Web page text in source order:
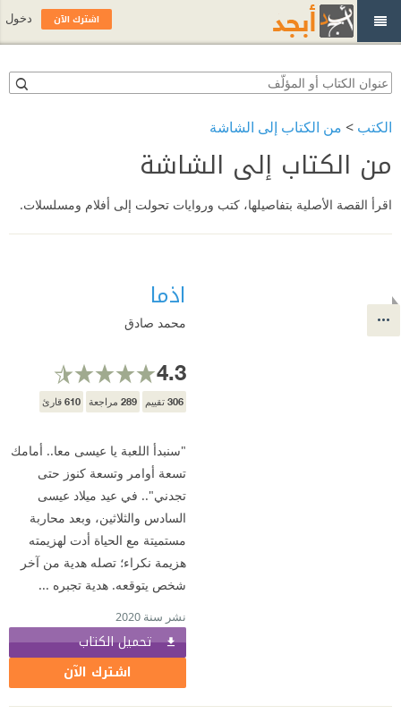
الكتب > من الكتاب إلى الشاشة
من الكتاب إلى الشاشة
اقرأ القصة الأصلية بتفاصيلها، كتب وروايات تحولت إلى أفلام ومسلسلات.
اذما
محمد صادق
4.3
306 تقييم 289 مراجعة 610 قارئ
"سنبدأ اللعبة يا عيسى معا.. أمامك
تسعة أوامر وتسعة كنوز حتى
تجدني".. في عيد ميلاد عيسى
السادس والثلاثين، وبعد محاربة
مستميتة مع الحياة أدت لهزيمته
هزيمة نكراء؛ تصله هدية من آخر
شخص يتوقعه. هدية تجبره ...
نشر سنة 2020
تحميل الكتاب
اشترك الآن
اشترك الآن دخول